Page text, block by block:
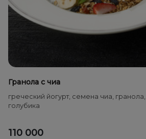
Гранола с чиа
греческий йогурт, семена чиа,
голубика
110 000